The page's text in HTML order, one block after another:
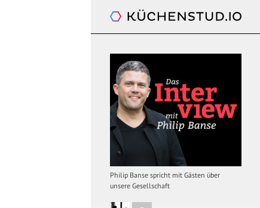
Das Interview. Mit Philip Banse
Philip Banse spricht mit Gästen über
unsere Gesellschaft